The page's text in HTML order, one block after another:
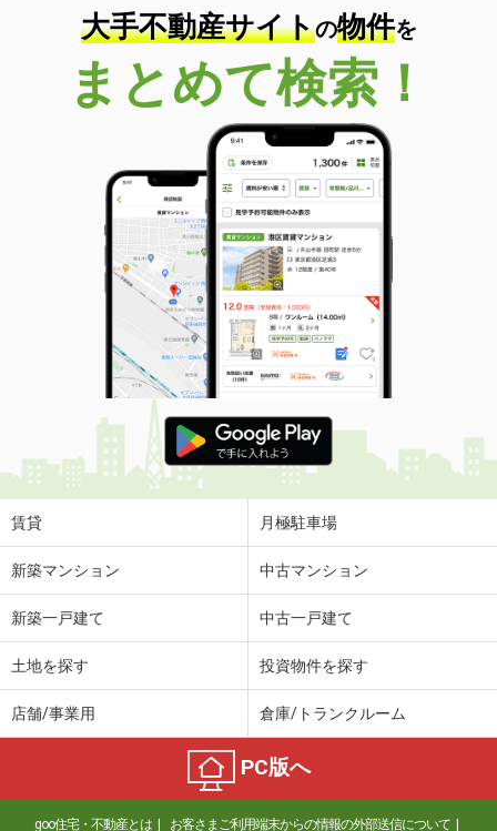
大手不動産サイトの物件を
まとめて検索！
賃貸 月極駐車場
新築マンション 中古マンション
新築一戸建て 中古一戸建て
土地を探す 投資物件を探す
店舗/事業用 倉庫/トランクルーム
PC版へ
goo住宅・不動産とは お客さまご利用端末からの情報の外部送信について